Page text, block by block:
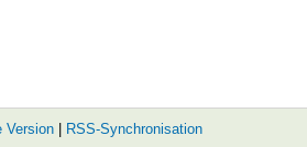
Version| RSS-Synchronisation